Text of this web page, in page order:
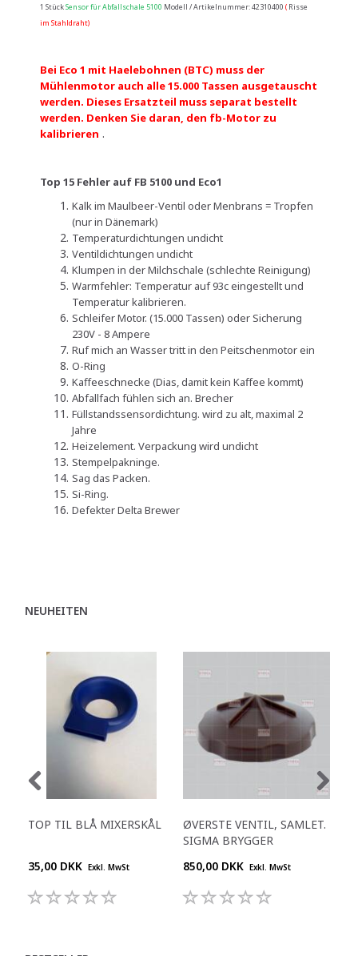
1 StückSensor für Abfallschale 5100 Modell / Artikelnummer: 42310400 ( Risse
im Stahldraht)
Bei Eco 1 mit Haelebohnen (BTC) muss der
Mühlenmotor auch alle 15.000 Tassen ausgetauscht
werden. Dieses Ersatzteil muss separat bestellt
werden. Denken Sie daran, den fb-Motor zu
kalibrieren .
Top 15 Fehler auf FB 5100 und Eco1
Kalk im Maulbeer-Ventil oder Menbrans = Tropfen
(nur in Dänemark)
Temperaturdichtungen undicht
Ventildichtungen undicht
Klumpen in der Milchschale (schlechte Reinigung)
Warmfehler: Temperatur auf 93c eingestellt und
Temperatur kalibrieren.
Schleifer Motor. (15.000 Tassen) oder Sicherung
230V - 8 Ampere
Ruf mich an Wasser tritt in den Peitschenmotor ein
O-Ring
Kaffeeschnecke (Dias, damit kein Kaffee kommt)
Abfallfach fühlen sich an. Brecher
Füllstandssensordichtung. wird zu alt, maximal 2
Jahre
Heizelement. Verpackung wird undicht
Stempelpakninge.
Sag das Packen.
Si-Ring.
Defekter Delta Brewer
NEUHEITEN
TOP TIL BLÅ MIXERSKÅL
35,00 DKK Exkl. MwSt
ØVERSTE VENTIL, SAMLET.
SIGMA BRYGGER
850,00 DKK Exkl. MwSt